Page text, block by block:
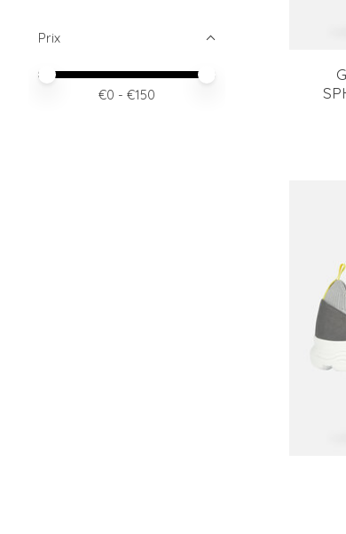
Prix
Prix minimum
Price maximum value
€0 - €150